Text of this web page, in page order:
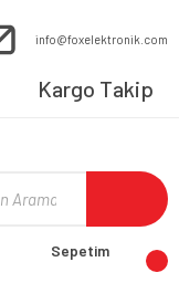
info@foxelektronik.com
Kargo Takip
Sepetim